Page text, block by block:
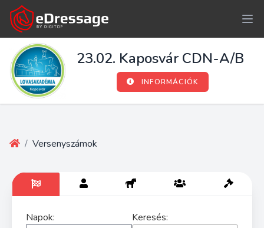
23.02. Kaposvár CDN-A/B
INFORMÁCIÓK
/ Versenyszámok
Napok: Keresés: